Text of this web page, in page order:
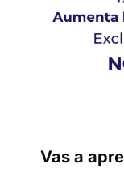
Vas a